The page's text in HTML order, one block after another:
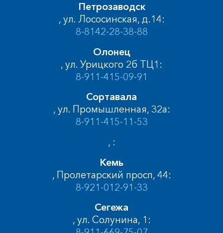
Петрозаводск
, ул. Лососинская, д.14:
8-8142-28-38-88
Олонец
, ул. Урицкого 2б ТЦ1:
8-911-415-09-91
Сортавала
, ул. Промышленная, 32а:
8-911-415-11-53
, :
Кемь
, Пролетарский просп, 44:
8-921-012-91-33
Сегежа
, ул. Солунина, 1: